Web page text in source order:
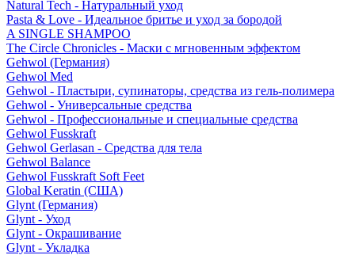
Natural Tech - Натуральный уход
Pasta & Love - Идеальное бритье и уход за бородой
A SINGLE SHAMPOO
The Circle Chronicles - Маски с мгновенным эффектом
Gehwol (Германия)
Gehwol Med
Gehwol - Пластыри, супинаторы, средства из гель-полимера
Gehwol - Универсальные средства
Gehwol - Профессиональные и специальные средства
Gehwol Fusskraft
Gehwol Gerlasan - Средства для тела
Gehwol Balance
Gehwol Fusskraft Soft Feet
Global Keratin (США)
Glynt (Германия)
Glynt - Уход
Glynt - Окрашивание
Glynt - Укладка